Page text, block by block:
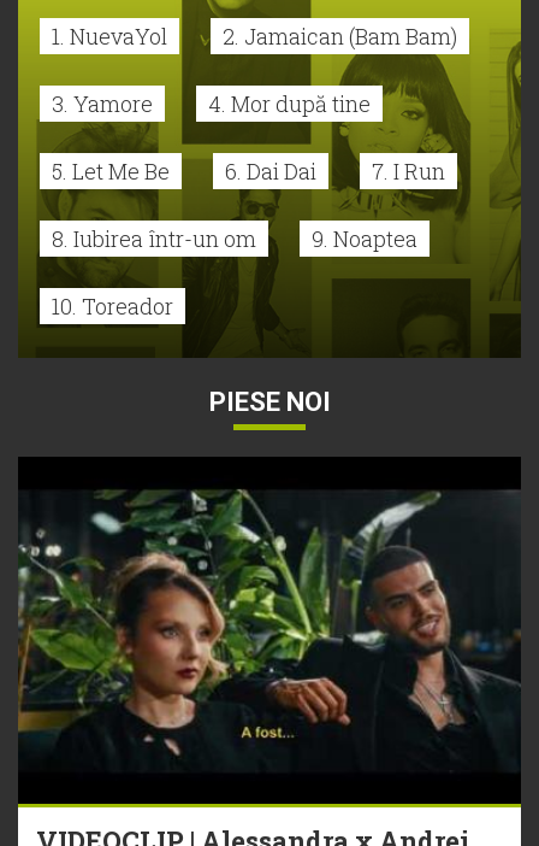
1. NuevaYol 2. Jamaican (Bam Bam)
3. Yamore 4. Mor după tine
5. Let Me Be 6. Dai Dai 7. I Run
8. Iubirea într-un om 9. Noaptea
10. Toreador
PIESE NOI